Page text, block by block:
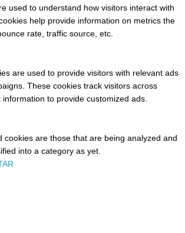
used to understand how visitors interact with
help provide information on metrics the
rate, traffic source, etc.
are used to provide visitors with relevant ads
These cookies track visitors across
to provide customized ads.
cookies are those that are being analyzed and
into a category as yet.